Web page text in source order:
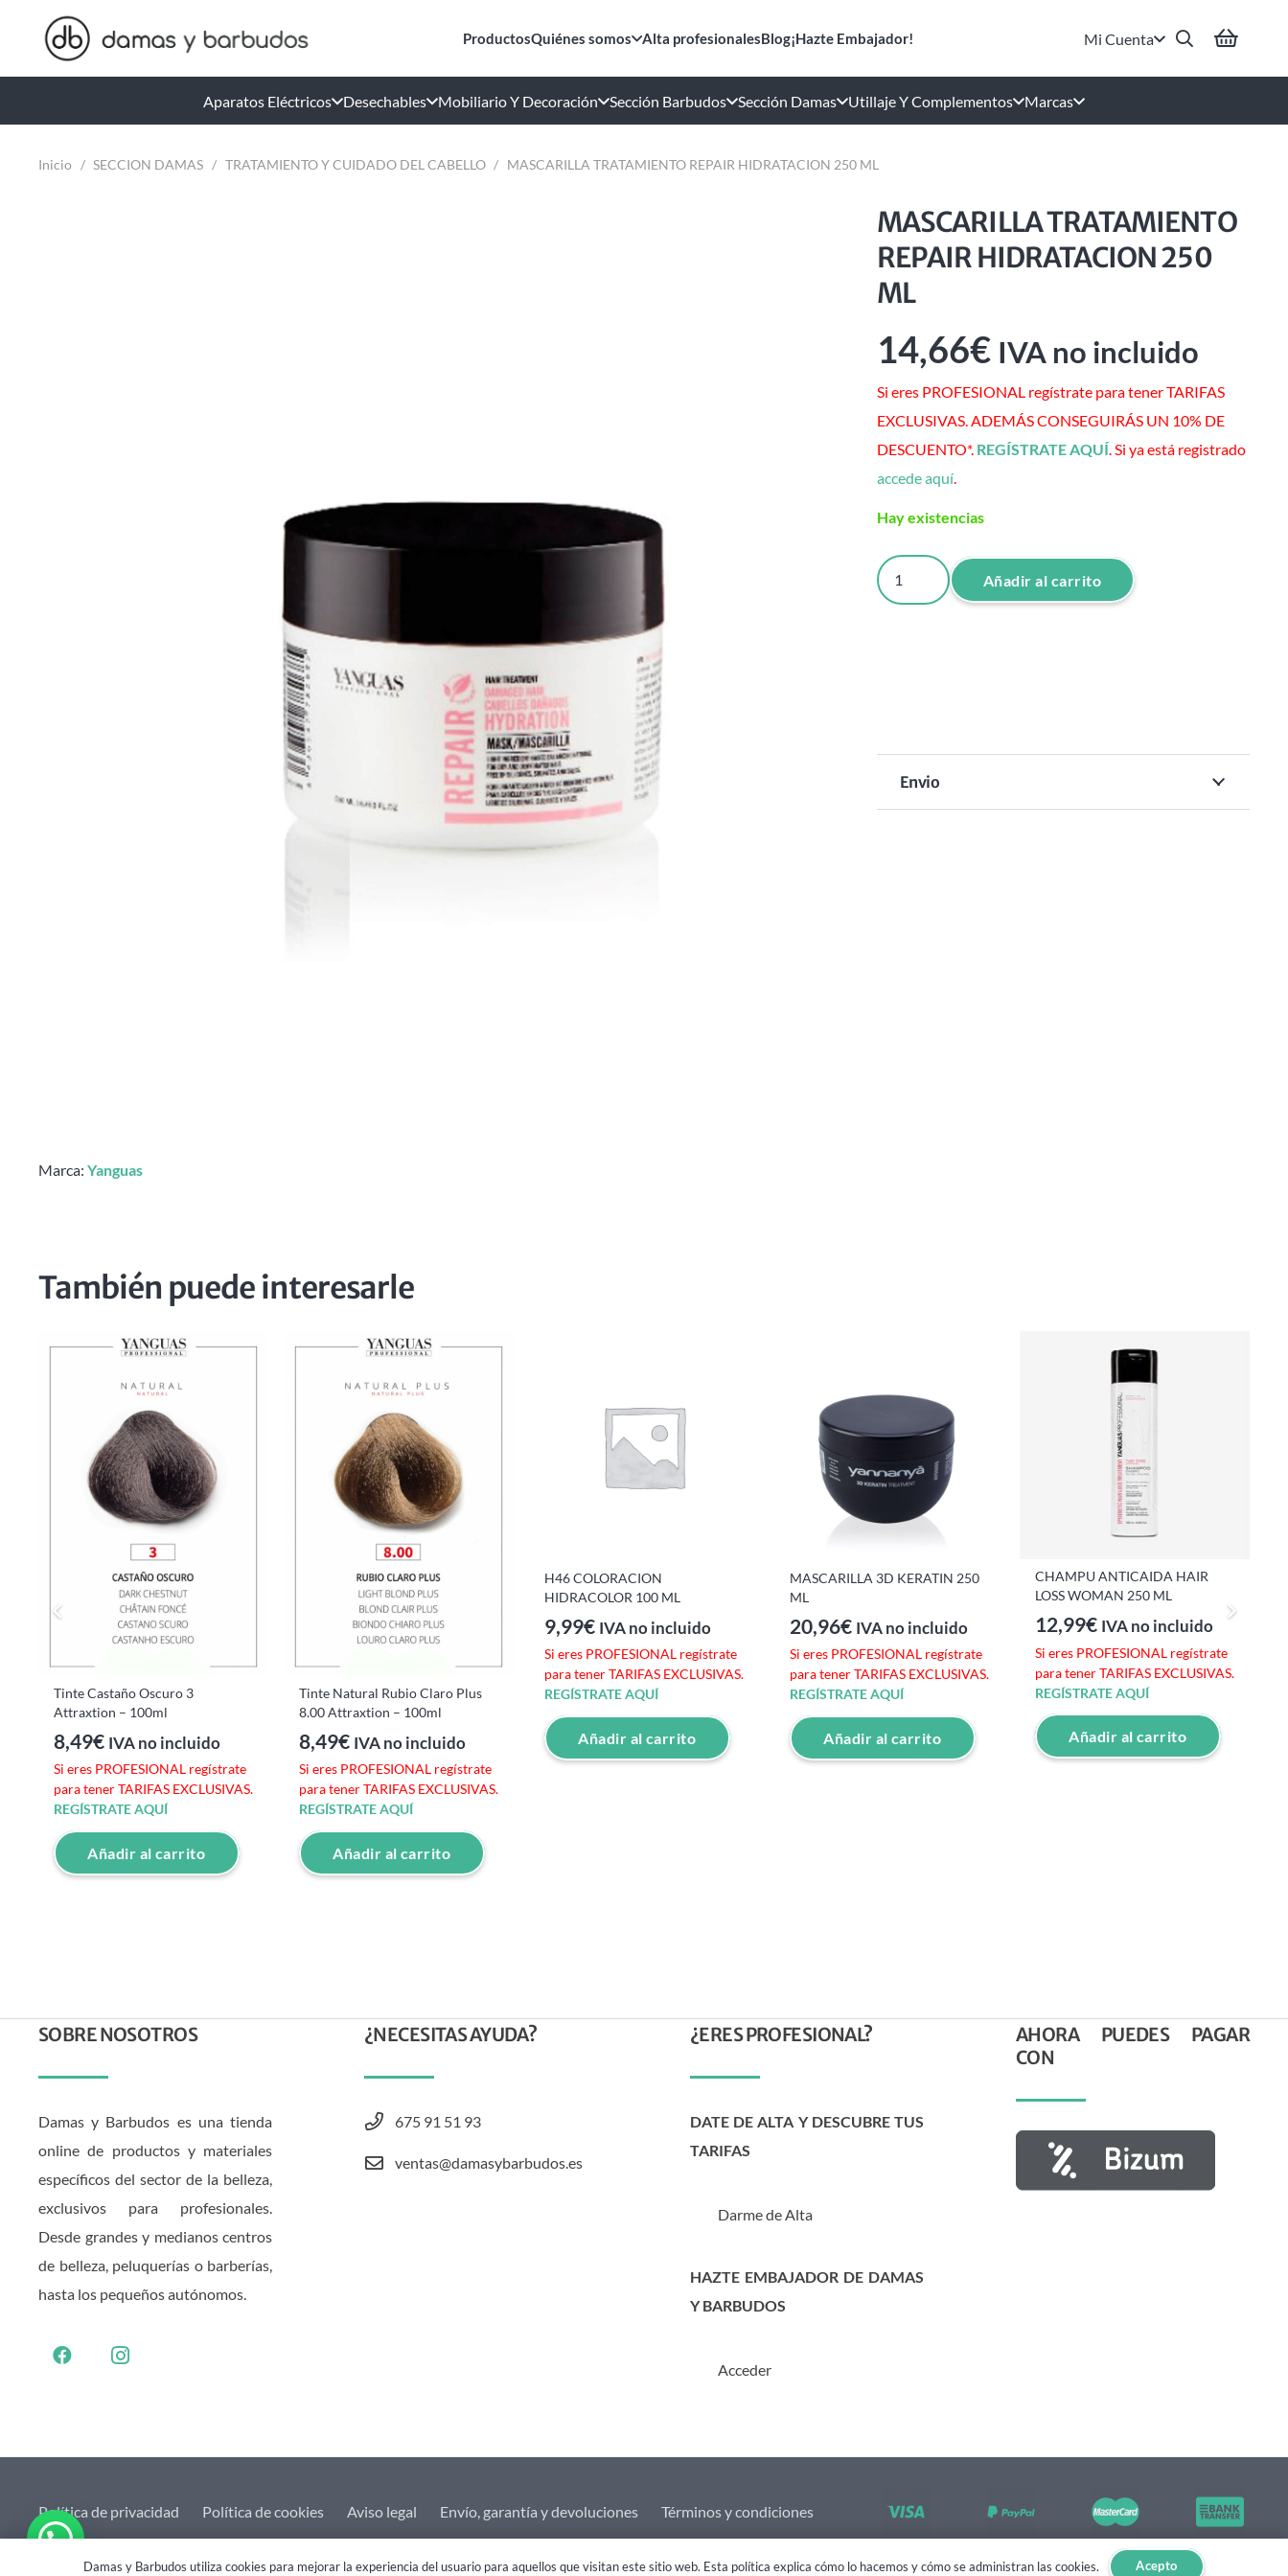
ProductosQuiénes somos Alta profesionalesBlog¡Hazte Embajador! Mi Cuenta
Aparatos Eléctricos Desechables Mobiliario Y Decoración Sección Barbudos Sección Damas Utillaje Y Complementos Marcas
Inicio / SECCION DAMAS / TRATAMIENTO Y CUIDADO DEL CABELLO / MASCARILLA TRATAMIENTO REPAIR HIDRATACION 250 ML
Marca: Yanguas
MASCARILLA TRATAMIENTO
REPAIR HIDRATACION 250
ML
14,66€ IVA no incluido
Si eres PROFESIONAL regístrate para tener TARIFAS
EXCLUSIVAS. ADEMÁS CONSEGUIRÁS UN 10% DE
DESCUENTO*. REGÍSTRATE AQUÍ. Si ya está registrado
accede aquí.
Hay existencias
MASCARILLA
TRATAMIENTO
Añadir al carrito
Envio
También puede interesarle
Tinte Castaño Oscuro 3
Attraxtion – 100ml
8,49€ IVA no incluido
Si eres PROFESIONAL regístrate
para tener TARIFAS EXCLUSIVAS.
REGÍSTRATE AQUÍ
Añadir al carrito
Tinte Natural Rubio Claro Plus
8.00 Attraxtion – 100ml
8,49€ IVA no incluido
Si eres PROFESIONAL regístrate
para tener TARIFAS EXCLUSIVAS.
REGÍSTRATE AQUÍ
Añadir al carrito
H46 COLORACION
HIDRACOLOR 100 ML
9,99€ IVA no incluido
Si eres PROFESIONAL regístrate
para tener TARIFAS EXCLUSIVAS.
REGÍSTRATE AQUÍ
Añadir al carrito
MASCARILLA 3D KERATIN 250
ML
20,96€ IVA no incluido
Si eres PROFESIONAL regístrate
para tener TARIFAS EXCLUSIVAS.
REGÍSTRATE AQUÍ
Añadir al carrito
CHAMPU ANTICAIDA HAIR
LOSS WOMAN 250 ML
12,99€ IVA no incluido
Si eres PROFESIONAL regístrate
para tener TARIFAS EXCLUSIVAS.
REGÍSTRATE AQUÍ
Añadir al carrito
SOBRE NOSOTROS
Damas y Barbudos es una tienda
online de productos y materiales
específicos del sector de la belleza,
exclusivos para profesionales.
Desde grandes y medianos centros
de belleza, peluquerías o barberías,
hasta los pequeños autónomos.
¿NECESITAS AYUDA?
675 91 51 93
ventas@damasybarbudos.es
¿ERES PROFESIONAL?
DATE DE ALTA Y DESCUBRE TUS
TARIFAS
Darme de Alta
HAZTE EMBAJADOR DE DAMAS
Y BARBUDOS
Acceder
AHORA PUEDES PAGAR
CON
Política de privacidad Política de cookies Aviso legal Envío, garantía y devoluciones Términos y condiciones
Damas y Barbudos utiliza cookies para mejorar la experiencia del usuario para aquellos que visitan este sitio web. Esta política explica cómo lo hacemos y cómo se administran las cookies. Acepto